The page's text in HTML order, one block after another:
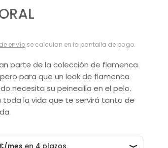
envío se calculan en la pantalla de pago.
parte de la colección de flamenca
para que un look de flamenca
necesita su peinecilla en el pelo.
toda la vida que te servirá tanto de